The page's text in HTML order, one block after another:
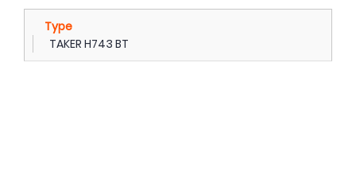
Type
TAKER H743 BT